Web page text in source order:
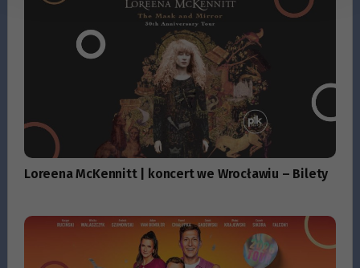
Loreena McKennitt | koncert we Wrocławiu – Bilety